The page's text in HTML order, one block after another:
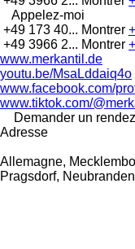
Appelez-moi
+49 173 40... Montrer
+49 3966 2... Montrer
www.merkantil.de
youtu.be/MsaLddaiq4o
www.facebook.com/
www.tiktok.com/
Demander un
Adresse
Allemagne,
Pragsdorf,